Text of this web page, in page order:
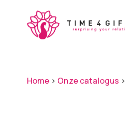
Home > Onze catalogus >